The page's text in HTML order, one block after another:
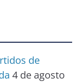
de
4 de agosto